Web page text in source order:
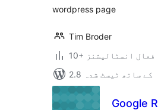
wordpress page
Tim Broder
10+ فعال انسٹالیشنز
2.8 کے ساتھ ٹیسٹ شدہ
Google